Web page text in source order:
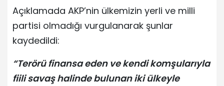
Açıklamada AKP’nin ülkemizin yerli ve milli
partisi olmadığı vurgulanarak şunlar
kaydedildi:
“Terörü finansa eden ve kendi komşularıyla
fiili savaş halinde bulunan iki ülkeyle